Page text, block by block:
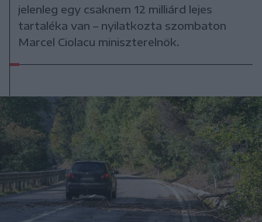
jelenleg egy csaknem 12 milliárd lejes
tartaléka van – nyilatkozta szombaton
Marcel Ciolacu miniszterelnök.